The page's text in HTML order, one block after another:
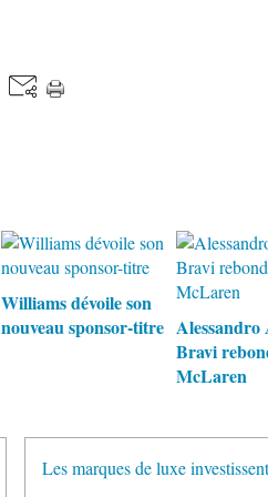
Williams dévoile son
nouveau sponsor-titre
Bravi
McLaren